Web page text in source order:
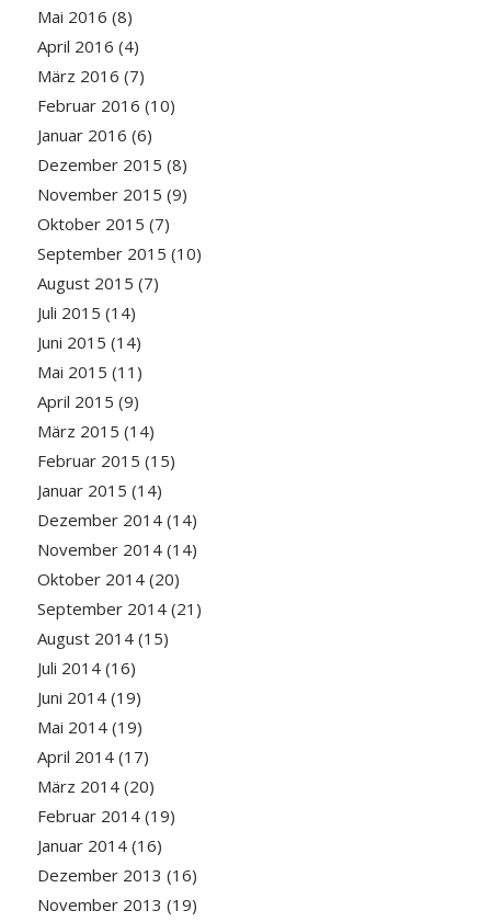
Mai 2016 (8)
April 2016 (4)
März 2016 (7)
Februar 2016 (10)
Januar 2016 (6)
Dezember 2015 (8)
November 2015 (9)
Oktober 2015 (7)
September 2015 (10)
August 2015 (7)
Juli 2015 (14)
Juni 2015 (14)
Mai 2015 (11)
April 2015 (9)
März 2015 (14)
Februar 2015 (15)
Januar 2015 (14)
Dezember 2014(14)
November 2014(14)
Oktober 2014(20)
September 2014(21)
August 2014(15)
Juli 2014(16)
Juni 2014(19)
Mai 2014(19)
April 2014(17)
März 2014(20)
Februar 2014(19)
Januar 2014(16)
Dezember 2013 (16)
November 2013 (19)